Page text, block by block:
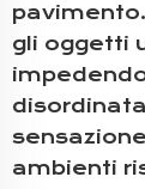
gli oggetti
ambienti